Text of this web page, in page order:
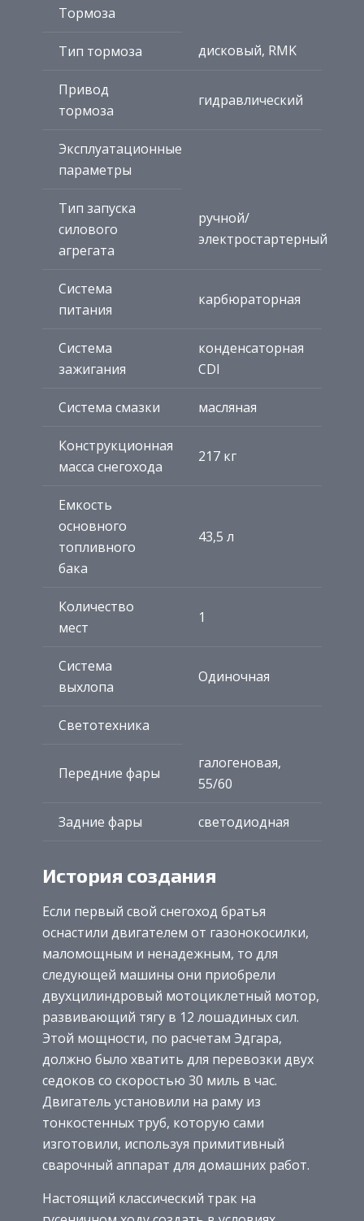
Тормоза
Тип тормоза дисковый, RMK
Привод
тормоза
гидравлический
Эксплуатационные
параметры
Тип запуска
силового
агрегата
ручной/
электростартерный
Система
питания
карбюраторная
Система
зажигания
конденсаторная
CDI
Система смазки масляная
Конструкционная
масса снегохода
217 кг
Емкость
основного
топливного
бака
43,5 л
Количество
мест
1
Система
выхлопа
Одиночная
Светотехника
Передние фары
галогеновая,
55/60
Задние фары светодиодная
История создания
Если первый свой снегоход братья
оснастили двигателем от газонокосилки,
маломощным и ненадежным, то для
следующей машины они приобрели
двухцилиндровый мотоциклетный мотор,
развивающий тягу в 12 лошадиных сил.
Этой мощности, по расчетам Эдгара,
должно было хватить для перевозки двух
седоков со скоростью 30 миль в час.
Двигатель установили на раму из
тонкостенных труб, которую сами
изготовили, используя примитивный
сварочный аппарат для домашних работ.
Настоящий классический трак на